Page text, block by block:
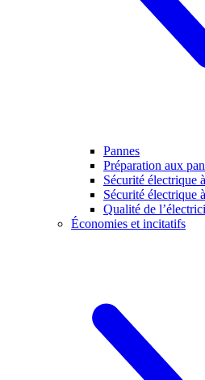
Pannes
Préparation aux
Sécurité électrique
Sécurité électrique
Qualité de
Économies et incitatifs